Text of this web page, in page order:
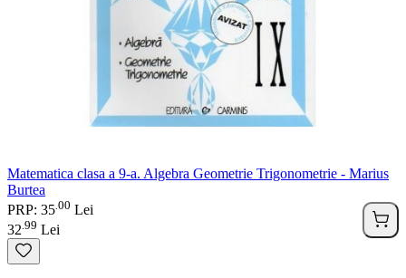
Matematica clasa a 9-a. Algebra Geometrie Trigonometrie - Marius
Burtea
PRP: 35 00 Lei
32 99 Lei